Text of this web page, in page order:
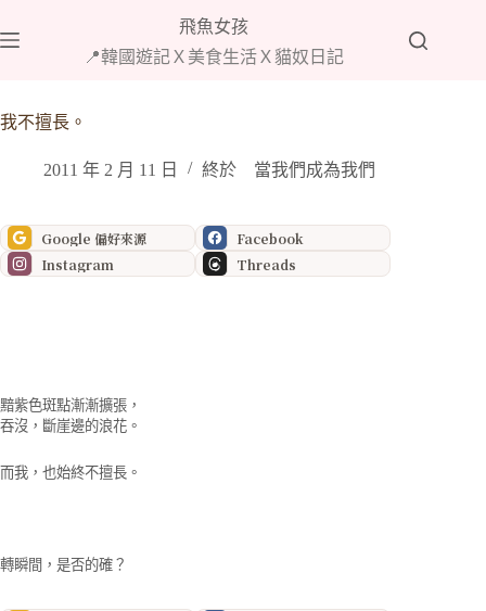
至
內
飛魚女孩
📍韓國遊記Ｘ美食生活Ｘ貓奴日記
我不擅長。
2011 年 2 月 11 日 終於 當我們成為我們
Google 偏好來源
Facebook
Instagram
Threads
黯紫色斑點漸漸擴張，
吞沒，斷崖邊的浪花。
而我，也始終不擅長。
轉瞬間，是否的確？